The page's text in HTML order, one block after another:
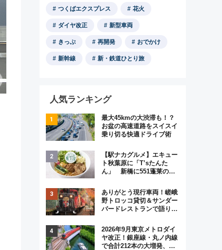
つくばエクスプレス 花火
ダイヤ改正 新型車両
きっぷ 再開発 おでかけ
新幹線 新・鉄道ひとり旅
人気ランキング
最大45kmの大渋滞も！？
お盆の高速道路をスイスイ
乗り切る快適ドライブ術
【駅ナカグルメ】エキュー
ト秋葉原に「T’sたんた
ん」 新橋に551蓬莱の
オムライス専門店「肉とた
まご」新グルメ続々登場！
【2026年8月】
ありがとう現行車両！嵯峨
野トロッコ貸切＆サンダー
バードレストランで語り合
原トシヒロと行く！9月13
日「京都の鉄道満喫ツア
ー」開催
2026年9月東京メトロダイ
ヤ改正！銀座線・丸ノ内線
で合計212本の大増発、混